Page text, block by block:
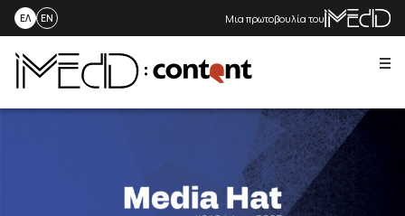
Skip
ΕΛ EN Μια πρωτοβουλία του